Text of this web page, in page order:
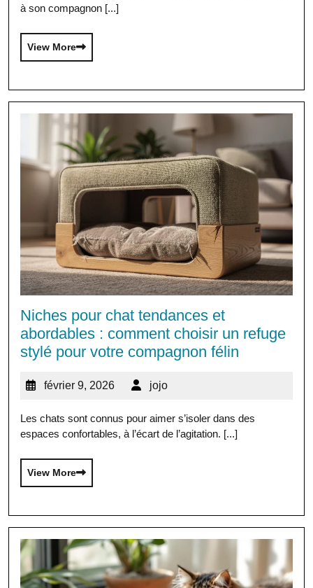
à son compagnon [...]
View More
Niches pour chat tendances et
abordables : comment choisir un refuge
stylé pour votre compagnon félin
février 9, 2026 jojo
Les chats sont connus pour aimer s’isoler dans des
espaces confortables, à l’écart de l’agitation. [...]
View More